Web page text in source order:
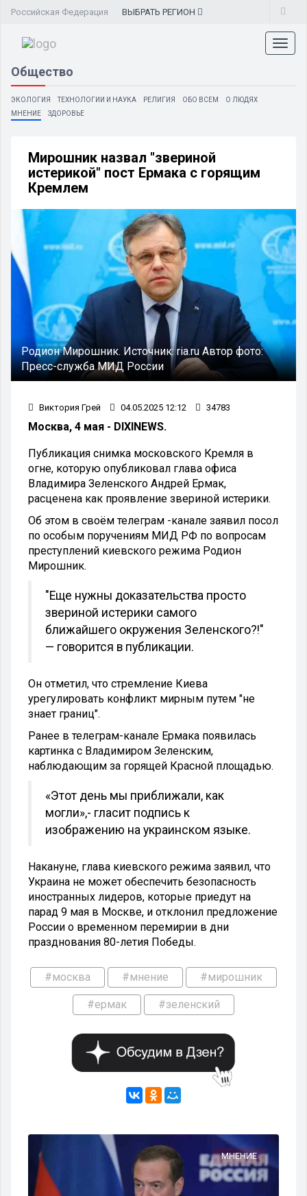
Российская Федерация ВЫБРАТЬ РЕГИОН
Общество
ЭКОЛОГИЯ ТЕХНОЛОГИИ И НАУКА РЕЛИГИЯ ОБО ВСЕМ
О ЛЮДЯХ
МНЕНИЕ
ЗДОРОВЬЕ
Мирошник назвал "звериной
истерикой" пост Ермака с горящим
Кремлем
Родион Мирошник. Источник:ria.ru Автор фото:
Пресс-служба МИД России
Виктория Грей 04.05.2025 12:12 34783
Москва, 4 мая - DIXINEWS.
Публикация снимка московского Кремля в
огне, которую опубликовал глава офиса
Владимира Зеленского Андрей Ермак,
расценена как проявление звериной истерики.
Об этом в своём телеграм -канале заявил посол
по особым поручениям МИД РФ по вопросам
преступлений киевского режима Родион
Мирошник.
"Еще нужны доказательства просто
звериной истерики самого
ближайшего окружения Зеленского?!"
— говорится в публикации.
Он отметил, что стремление Киева
урегулировать конфликт мирным путем "не
знает границ".
Ранее в телеграм-канале Ермака появилась
картинка с Владимиром Зеленским,
наблюдающим за горящей Красной площадью.
«Этот день мы приближали, как
могли»,- гласит подпись к
изображению на украинском языке.
Накануне, глава киевского режима заявил, что
Украина не может обеспечить безопасность
иностранных лидеров, которые приедут на
парад 9 мая в Москве, и отклонил предложение
России о временном перемирии в дни
празднования 80-летия Победы.
#москва #мнение #мирошник
#ермак #зеленский
МНЕНИЕ